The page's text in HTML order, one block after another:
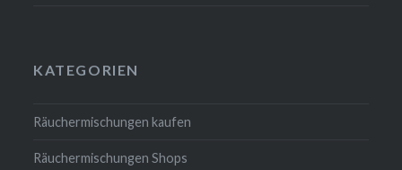
KATEGORIEN
Räuchermischungen kaufen
Räuchermischungen Shops